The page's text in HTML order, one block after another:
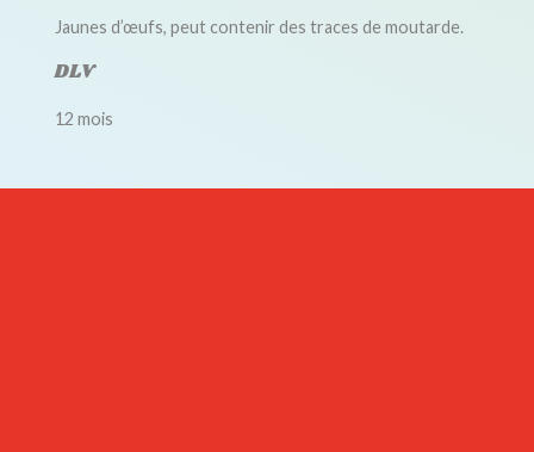
Jaunes d’œufs, peut contenir des traces de moutarde.
DLV
12 mois